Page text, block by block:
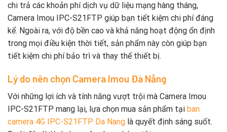
chi trả các khoản phí dịch vụ dữ liệu mạng hàng tháng,
Camera Imou IPC-S21FTP giúp bạn tiết kiệm chi phí đáng
kể. Ngoài ra, với độ bền cao và khả năng hoạt động ổn định
trong mọi điều kiện thời tiết, sản phẩm này còn giúp bạn
tiết kiệm chi phí bảo trì và thay thế thiết bị.
Lý do nên chọn Camera Imou Đà Nẵng
Với những lợi ích và tính năng vượt trội mà Camera Imou
IPC-S21FTP mang lại, lựa chọn mua sản phẩm tại ban
camera 4G IPC-S21FTP Da Nang là quyết định sáng suốt.